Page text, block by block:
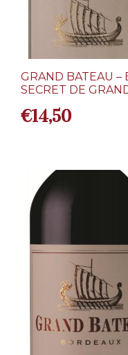
GRAND BATEAU –
SECRET DE
€14,50